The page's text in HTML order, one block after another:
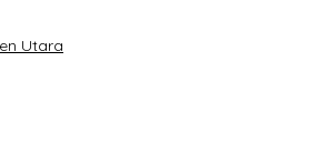
Utara